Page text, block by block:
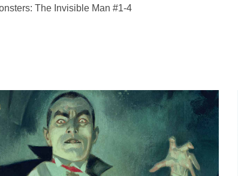
The Invisible Man #1-4